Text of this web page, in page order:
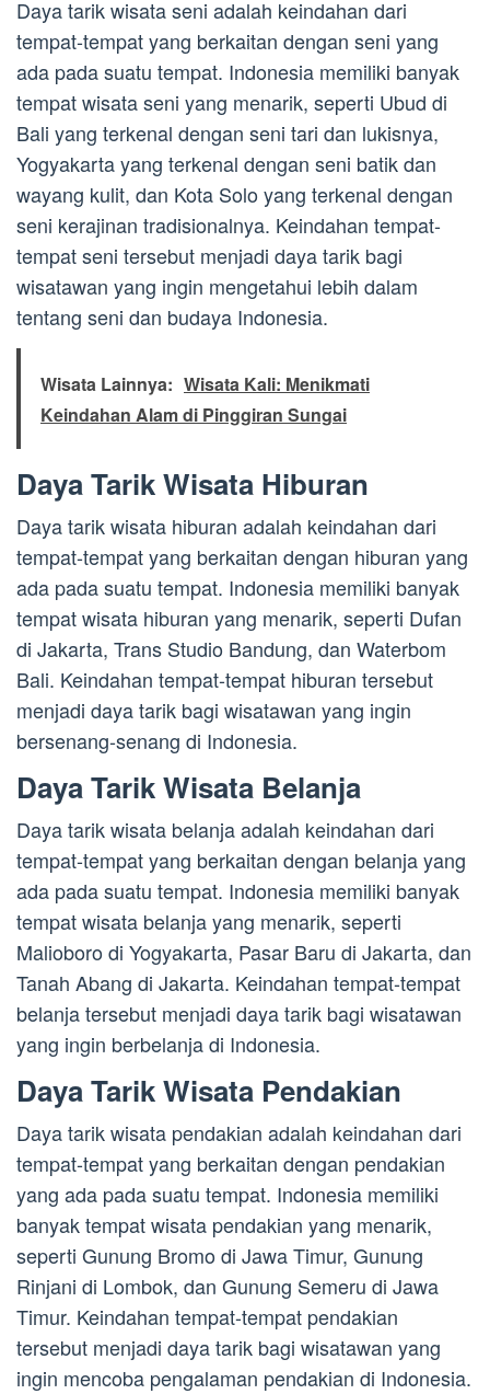
Daya tarik wisata seni adalah keindahan dari
tempat-tempat yang berkaitan dengan seni yang
ada pada suatu tempat. Indonesia memiliki banyak
tempat wisata seni yang menarik, seperti Ubud di
Bali yang terkenal dengan seni tari dan lukisnya,
Yogyakarta yang terkenal dengan seni batik dan
wayang kulit, dan Kota Solo yang terkenal dengan
seni kerajinan tradisionalnya. Keindahan tempat-
tempat seni tersebut menjadi daya tarik bagi
wisatawan yang ingin mengetahui lebih dalam
tentang seni dan budaya Indonesia.
Wisata Lainnya: Wisata Kali: Menikmati
Keindahan Alam di Pinggiran Sungai
Daya Tarik Wisata Hiburan
Daya tarik wisata hiburan adalah keindahan dari
tempat-tempat yang berkaitan dengan hiburan yang
ada pada suatu tempat. Indonesia memiliki banyak
tempat wisata hiburan yang menarik, seperti Dufan
di Jakarta, Trans Studio Bandung, dan Waterbom
Bali. Keindahan tempat-tempat hiburan tersebut
menjadi daya tarik bagi wisatawan yang ingin
bersenang-senang di Indonesia.
Daya Tarik Wisata Belanja
Daya tarik wisata belanja adalah keindahan dari
tempat-tempat yang berkaitan dengan belanja yang
ada pada suatu tempat. Indonesia memiliki banyak
tempat wisata belanja yang menarik, seperti
Malioboro di Yogyakarta, Pasar Baru di Jakarta, dan
Tanah Abang di Jakarta. Keindahan tempat-tempat
belanja tersebut menjadi daya tarik bagi wisatawan
yang ingin berbelanja di Indonesia.
Daya Tarik Wisata Pendakian
Daya tarik wisata pendakian adalah keindahan dari
tempat-tempat yang berkaitan dengan pendakian
yang ada pada suatu tempat. Indonesia memiliki
banyak tempat wisata pendakian yang menarik,
seperti Gunung Bromo di Jawa Timur, Gunung
Rinjani di Lombok, dan Gunung Semeru di Jawa
Timur. Keindahan tempat-tempat pendakian
tersebut menjadi daya tarik bagi wisatawan yang
ingin mencoba pengalaman pendakian di Indonesia.